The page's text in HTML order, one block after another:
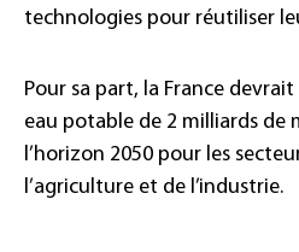
technologies pour réutiliser
Pour sa part, la France
eau potable de 2 milliards de
l’horizon 2050 pour les
l’agriculture et de l’industrie.